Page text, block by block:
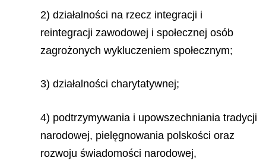
2) działalności na rzecz integracji i
reintegracji zawodowej i społecznej osób
zagrożonych wykluczeniem społecznym;
3) działalności charytatywnej;
4) podtrzymywania i upowszechniania tradycji
narodowej, pielęgnowania polskości oraz
rozwoju świadomości narodowej,